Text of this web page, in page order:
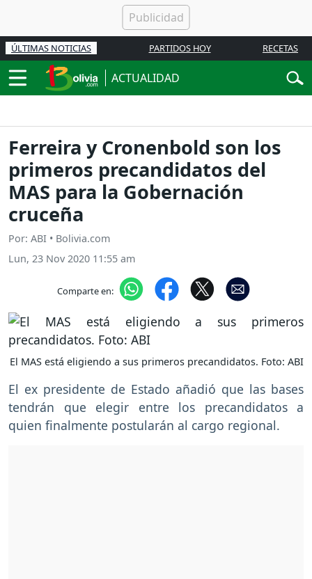
ÚLTIMAS NOTICIAS PARTIDOS HOY RECETAS
ACTUALIDAD
Ferreira y Cronenbold son los
primeros precandidatos del
MAS para la Gobernación
cruceña
Por: ABI • Bolivia.com
Lun, 23 Nov 2020 11:55 am
Comparte en:
El MAS está eligiendo a sus primeros precandidatos. Foto: ABI
El ex presidente de Estado añadió que las bases
tendrán que elegir entre los precandidatos a
quien finalmente postularán al cargo regional.